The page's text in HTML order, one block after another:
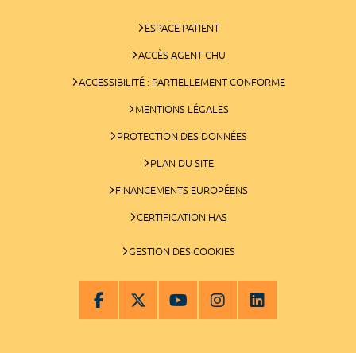
ESPACE PATIENT
ACCÈS AGENT CHU
ACCESSIBILITÉ : PARTIELLEMENT CONFORME
MENTIONS LÉGALES
PROTECTION DES DONNÉES
PLAN DU SITE
FINANCEMENTS EUROPÉENS
CERTIFICATION HAS
GESTION DES COOKIES